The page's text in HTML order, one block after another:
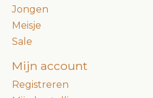
Jongen
Meisje
Sale
Mijn account
Registreren